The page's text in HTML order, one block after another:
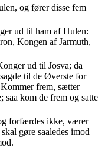
og fører disse fem
ud til ham af Hulen:
Kongen af Jarmuth,
ud til Josva; da
til de Øverste for
frem, sætter
saa kom de frem og satte
forfærdes ikke, værer
gøre saaledes imod